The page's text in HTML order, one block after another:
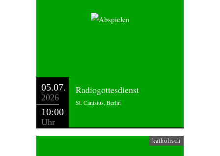
05.07.
2026
10:00
Uhr
Radiogottesdienst
St. Canisius, Berlin
katholisch